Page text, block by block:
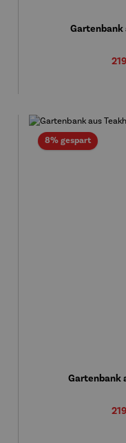
Gartenbank
8% gespartRabatt
Gartenbank